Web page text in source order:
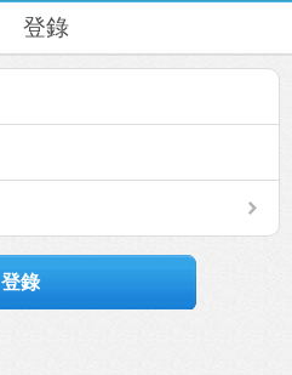
登錄
登錄